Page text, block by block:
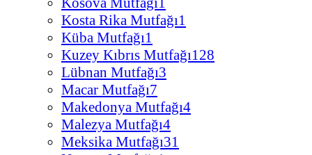
Kosta Rika Mutfağı1
Küba Mutfağı1
Kuzey Kıbrıs Mutfağı128
Lübnan Mutfağı3
Macar Mutfağı7
Makedonya Mutfağı4
Malezya Mutfağı4
Meksika Mutfağı31